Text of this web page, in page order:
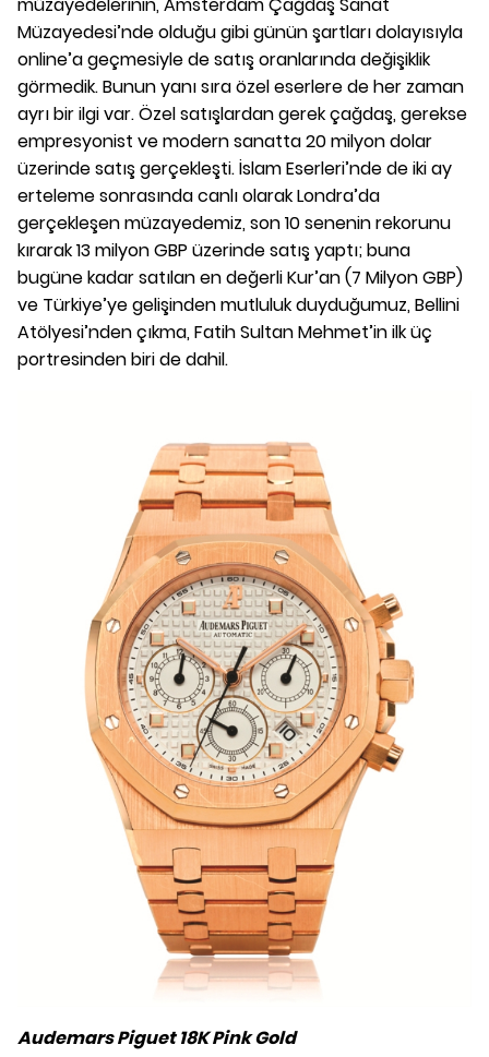
müzayedelerinin, Amsterdam Çağdaş Sanat
Müzayedesi’nde olduğu gibi günün şartları dolayısıyla
online’a geçmesiyle de satış oranlarında değişiklik
görmedik. Bunun yanı sıra özel eserlere de her zaman
ayrı bir ilgi var. Özel satışlardan gerek çağdaş, gerekse
empresyonist ve modern sanatta 20 milyon dolar
üzerinde satış gerçekleşti. İslam Eserleri’nde de iki ay
erteleme sonrasında canlı olarak Londra’da
gerçekleşen müzayedemiz, son 10 senenin rekorunu
kırarak 13 milyon GBP üzerinde satış yaptı; buna
bugüne kadar satılan en değerli Kur’an (7 Milyon GBP)
ve Türkiye’ye gelişinden mutluluk duyduğumuz, Bellini
Atölyesi’nden çıkma, Fatih Sultan Mehmet’in ilk üç
portresinden biri de dahil.
Audemars Piguet 18K Pink Gold